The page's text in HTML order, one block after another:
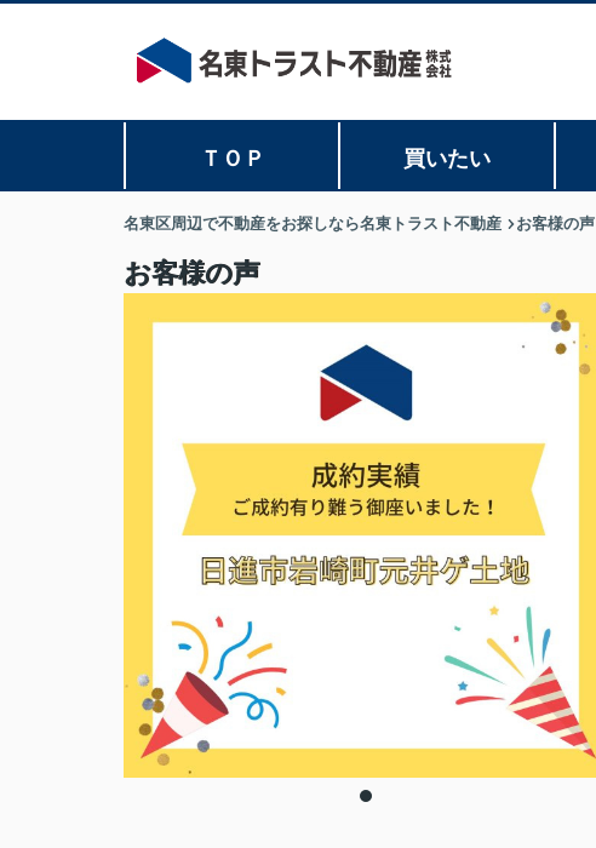
ＴＯＰ 買いたい
名東区周辺で不動産をお探しなら名東トラスト不動産 お客様の声
お客様の声